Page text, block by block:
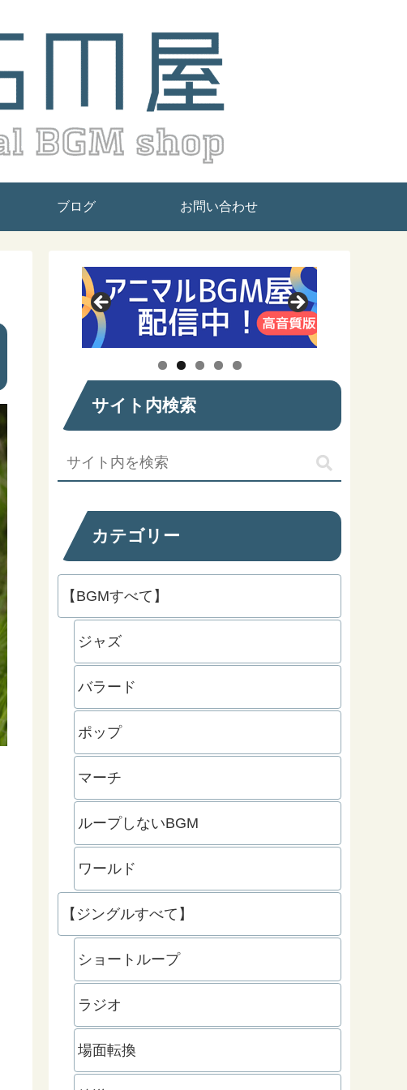
ブログ お問い合わせ
サイト内検索
カテゴリー
【BGMすべて】
ジャズ
バラード
ポップ
マーチ
ループしないBGM
ワールド
【ジングルすべて】
ショートループ
ラジオ
場面転換